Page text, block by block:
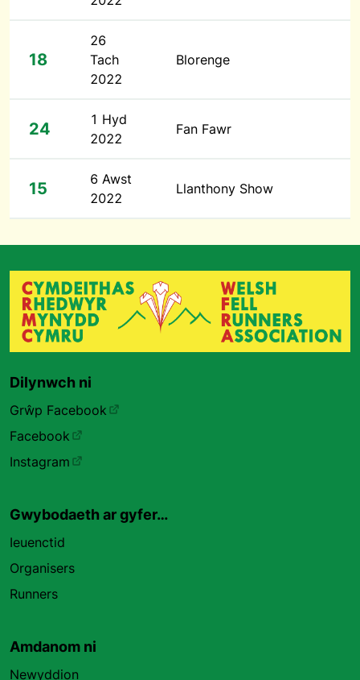
18
26
Tach
2022
Blorenge
24
1 Hyd
2022
Fan Fawr
15
6 Awst
2022
Llanthony Show
Dilynwch ni
Grŵp Facebook
Facebook
Instagram
Gwybodaeth ar gyfer…
Ieuenctid
Organisers
Runners
Amdanom ni
Newyddion